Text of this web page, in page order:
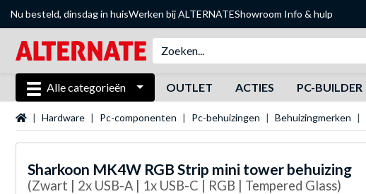
Nu besteld, dinsdag in huisWerken bij ALTERNATEShowroom Info & hulp
Alle categorieën OUTLET ACTIES PC-BUILDER
Startpagina
Hardware Pc-componenten Pc-behuizingen Behuizingmerken
Sharkoon MK4W RGB Strip mini tower behuizing
(Zwart | 2x USB-A | 1x USB-C | RGB | Tempered Glass)